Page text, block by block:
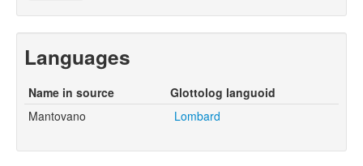
Languages
Name in source
Glottolog languoid
Mantovano
Lombard